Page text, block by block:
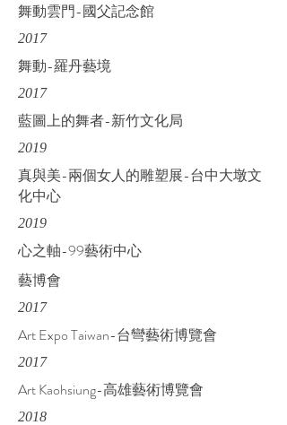
舞動雲門-國父記念館
2017
舞動-羅丹藝境
2017
藍圖上的舞者-新竹文化局
2019
真與美-兩個女人的雕塑展-台中大墩文
化中心
2019
心之軸-99藝術中心
藝博會
2017
Art Expo Taiwan-台彎藝術博覽會
2017
Art Kaohsiung-高雄藝術博覽會
2018